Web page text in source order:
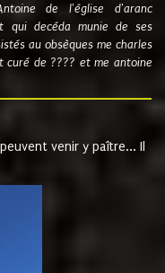
de l'église d'aranc
qui decéda munie de ses
au obsèques me charles
curé de ???? et me antoine
venir y paître... Il